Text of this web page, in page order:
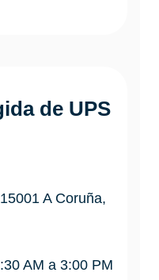
de UPS
A Coruña,
AM a 3:00 PM